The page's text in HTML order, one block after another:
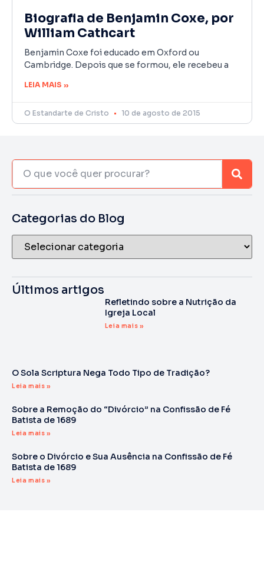
Biografia de Benjamin Coxe, por
William Cathcart
Benjamin Coxe foi educado em Oxford ou
Cambridge. Depois que se formou, ele recebeu a
LEIA MAIS »
O Estandarte de Cristo 10 de agosto de 2015
Categorias do Blog
Últimos artigos
Refletindo sobre a Nutrição da
Igreja Local
Leia mais »
O Sola Scriptura Nega Todo Tipo de Tradição?
Leia mais »
Sobre a Remoção do “Divórcio” na Confissão de Fé
Batista de 1689
Leia mais »
Sobre o Divórcio e Sua Ausência na Confissão de Fé
Batista de 1689
Leia mais »